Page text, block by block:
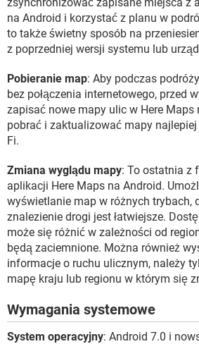
na Android i korzystać z planu w
to także świetny sposób na
z poprzedniej wersji systemu lub
Pobieranie map: Aby podczas
bez połączenia internetowego, przed
zapisać nowe mapy ulic w Here Maps
pobrać i zaktualizować mapy
Fi.
Zmiana wyglądu mapy: To ostatnia z
aplikacji Here Maps na Android.
wyświetlanie map w różnych trybach,
znalezienie drogi jest łatwiejsze.
może się różnić w zależności od
będą zaciemnione. Można również
informacje o ruchu ulicznym, należy
mapę kraju lub regionu w którym się
Wymagania systemowe
System operacyjny: Android 7.0 i